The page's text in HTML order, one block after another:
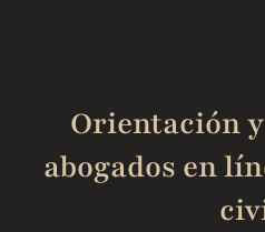
Orientación
abogados en